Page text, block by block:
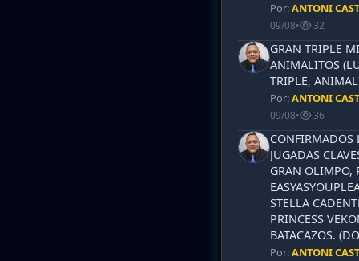
Por:ANTONI
09/08• 32
GRAN TRIPLE
ANIMALITOS
TRIPLE,
Por:ANTONI
09/08• 36
CONFIRMADOS
JUGADAS
GRAN OLIMPO,
STELLA
PRINCESS
BATACAZOS.
Por:ANTONI